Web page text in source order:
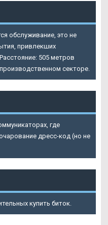
обслуживание, это не
привлекших
505 метров
секторе.
где
дресс-код (но не
купить биток.